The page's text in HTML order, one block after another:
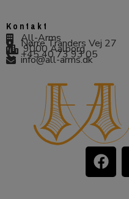
Kontakt
All-Arms
Nørre Tranders Vej 27
9000 Aalborg
+45 40 73 93 05
info@all-arms.dk